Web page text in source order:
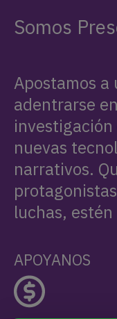
Somos
Apostamos a
adentrarse
nuevas
narrativos.
luchas,
APOYANOS